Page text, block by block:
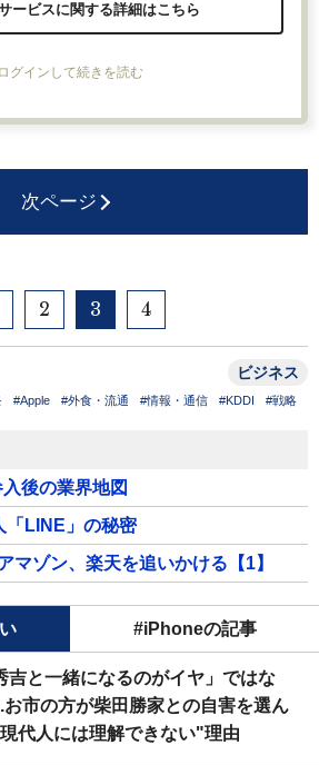
ービスに関する詳細はこちら
ログインして続きを読む
次ページ
2 3 4
ビジネス
#Apple #外食・流通 #情報・通信 #KDDI #戦略
後の業界地図
「LINE」の秘密
マゾン、楽天を追いかける【1】
#iPhoneの記事
吉と一緒になるのがイヤ」ではな
お市の方が柴田勝家との自害を選ん
代人には理解できない"理由